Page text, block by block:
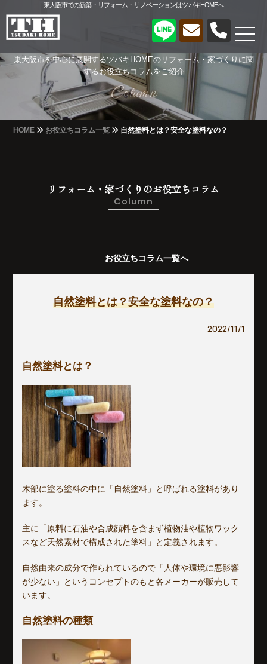
東大阪市での新築・リフォーム・リノベーションはツバキHOMEへ
Column
Column
東大阪市を中心に展開するツバキHOMEのリフォーム・家づくりに関
するお役立ちコラムをご紹介
HOME お役立ちコラム一覧 自然塗料とは？安全な塗料なの？
リフォーム・家づくりのお役立ちコラム
Column
お役立ちコラム一覧へ
自然塗料とは？安全な塗料なの？
2022/11/1
自然塗料とは？
木部に塗る塗料の中に「自然塗料」と呼ばれる塗料があり
ます。
主に「原料に石油や合成顔料を含まず植物油や植物ワック
スなど天然素材で構成された塗料」と定義されます。
自然由来の成分で作られているので「人体や環境に悪影響
が少ない」というコンセプトのもと各メーカーが販売して
います。
自然塗料の種類